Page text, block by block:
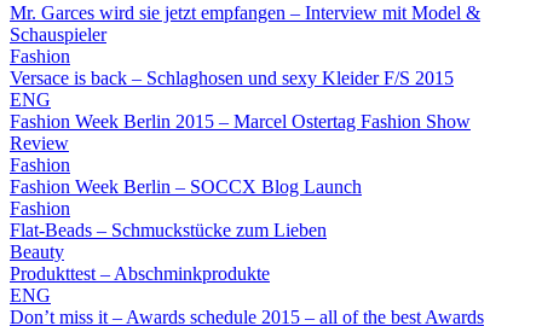
Mr. Garces wird sie jetzt empfangen – Interview mit Model &
Schauspieler
Fashion
Versace is back – Schlaghosen und sexy Kleider F/S 2015
ENG
Fashion Week Berlin 2015 – Marcel Ostertag Fashion Show
Review
Fashion
Fashion Week Berlin – SOCCX Blog Launch
Fashion
Flat-Beads – Schmuckstücke zum Lieben
Beauty
Produkttest – Abschminkprodukte
ENG
Don’t miss it – Awards schedule 2015 – all of the best Awards